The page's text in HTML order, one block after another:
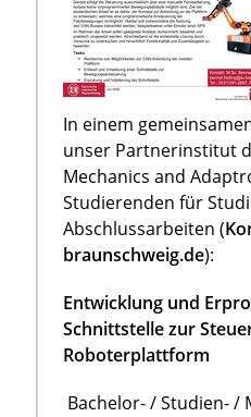
In einem
unser Partnerinstitut
Mechanics and
Studierenden für
Abschlussarbeiten (
braunschweig.de):
Entwicklung und
Schnittstelle zur
Roboterplattform
Bachelor- / Studien- /